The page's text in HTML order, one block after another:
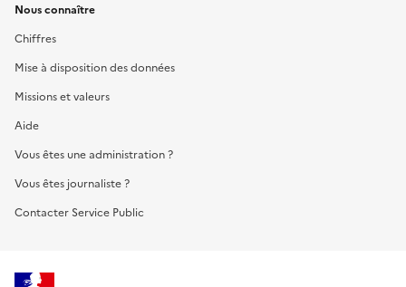
Nous connaître
Chiffres
Mise à disposition des données
Missions et valeurs
Aide
Vous êtes une administration ?
Vous êtes journaliste ?
Contacter Service Public